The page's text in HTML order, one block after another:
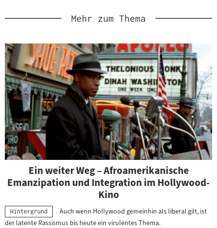
Mehr zum Thema
Ein weiter Weg – Afroamerikanische
Emanzipation und Integration im Hollywood-
Kino
Kategorie:
Hintergrund
Auch wenn Hollywood gemeinhin als liberal gilt, ist
der latente Rassismus bis heute ein virulentes Thema.